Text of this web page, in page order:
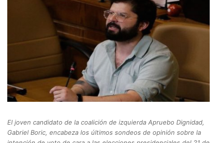
El joven candidato de la coalición de izquierda Apruebo Dignidad,
Gabriel Boric, encabeza los últimos sondeos de opinión sobre la